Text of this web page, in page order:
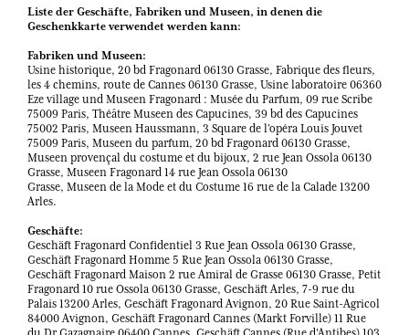
Liste der Geschäfte, Fabriken und Museen, in denen die
Geschenkkarte verwendet werden kann:
Fabriken und Museen:
Usine historique, 20 bd Fragonard 06130 Grasse, Fabrique des fleurs,
les 4 chemins, route de Cannes 06130 Grasse, Usine laboratoire 06360
Eze village und Museen Fragonard : Musée du Parfum, 09 rue Scribe
75009 Paris, Théâtre Museen des Capucines, 39 bd des Capucines
75002 Paris, Museen Haussmann, 3 Square de l’opéra Louis Jouvet
75009 Paris, Museen du parfum, 20 bd Fragonard 06130 Grasse,
Museen provençal du costume et du bijoux, 2 rue Jean Ossola 06130
Grasse, Museen Fragonard 14 rue Jean Ossola 06130
Grasse, Museen de la Mode et du Costume 16 rue de la Calade 13200
Arles.
Geschäfte:
Geschäft Fragonard Confidentiel 3 Rue Jean Ossola 06130 Grasse,
Geschäft Fragonard Homme 5 Rue Jean Ossola 06130 Grasse,
Geschäft Fragonard Maison 2 rue Amiral de Grasse 06130 Grasse, Petit
Fragonard 10 rue Ossola 06130 Grasse, Geschäft Arles, 7-9 rue du
Palais 13200 Arles, Geschäft Fragonard Avignon, 20 Rue Saint-Agricol
84000 Avignon, Geschäft Fragonard Cannes (Markt Forville) 11 Rue